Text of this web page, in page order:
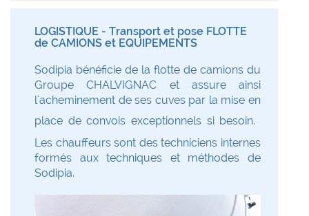
LOGISTIQUE - Transport et pose FLOTTE
de CAMIONS et EQUIPEMENTS
Sodipia bénéficie de la flotte de camions du
Groupe CHALVIGNAC et assure ainsi
l'acheminement de ses cuves par la mise en
place de convois exceptionnels si besoin.
Les chauffeurs sont des techniciens internes
formés aux techniques et méthodes de
Sodipia.